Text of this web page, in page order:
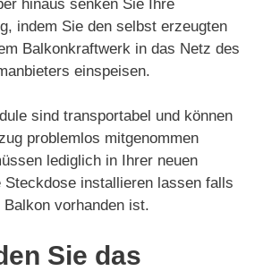
hinaus senken Sie Ihre
indem Sie den selbst erzeugten
Balkonkraftwerk in das Netz des
einspeisen.
sind transportabel und können
problemlos mitgenommen
lediglich in Ihrer neuen
Steckdose installieren lassen falls
Balkon vorhanden ist.
Sie das